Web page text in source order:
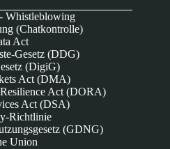
Whistleblowing
(Chatkontrolle)
Act
Gesetz (DDG)
(DigiG)
Act (DMA)
Act (DORA)
Act (DSA)
Richtlinie
(GDNG)
Union